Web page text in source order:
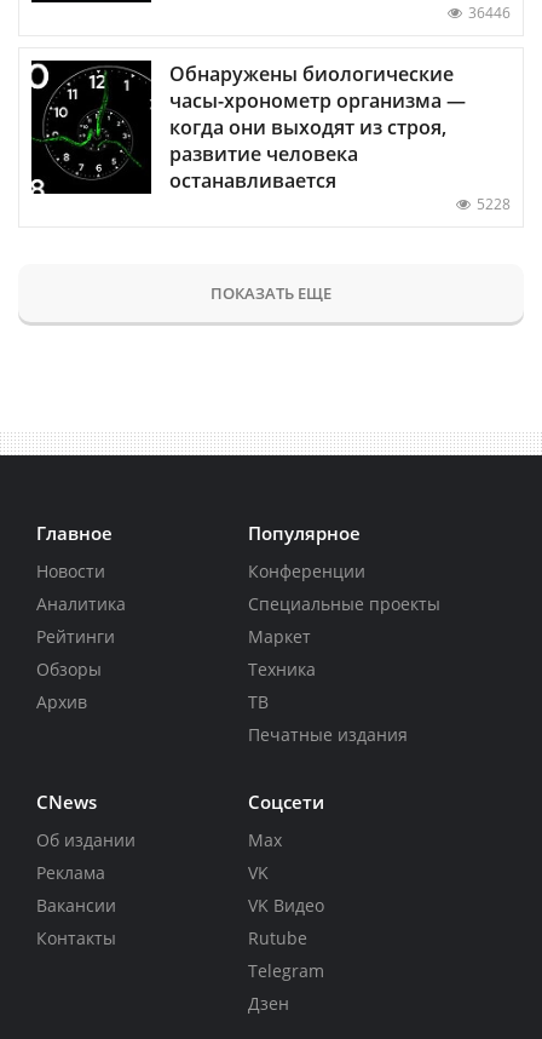
36446
Обнаружены биологические
часы-хронометр организма —
когда они выходят из строя,
развитие человека
останавливается
5228
ПОКАЗАТЬ ЕЩЕ
Главное
Новости
Аналитика
Рейтинги
Обзоры
Архив
Популярное
Конференции
Специальные проекты
Маркет
Техника
ТВ
Печатные издания
CNews
Об издании
Реклама
Вакансии
Контакты
Соцсети
Max
VK
VK Видео
Rutube
Telegram
Дзен